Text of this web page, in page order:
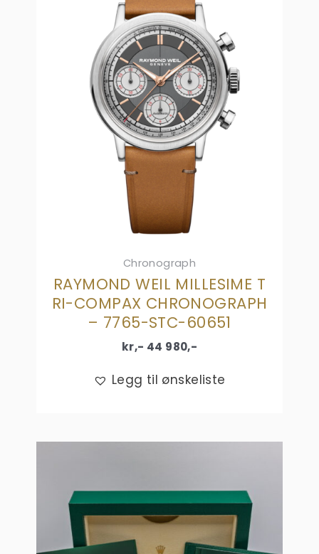
Chronograph
RAYMOND WEIL MILLESIME T
RI-COMPAX CHRONOGRAPH
– 7765-STC-60651
kr,- 44 980,-
Legg til ønskeliste